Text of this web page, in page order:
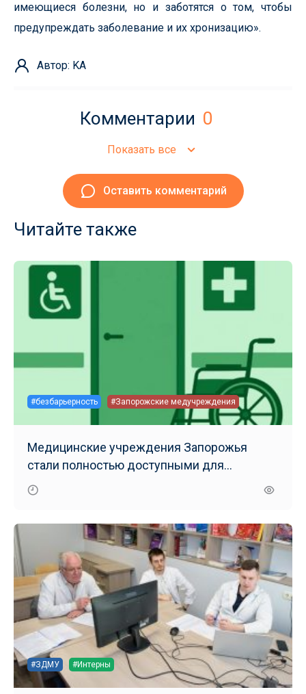
имеющиеся болезни, но и заботятся о том, чтобы
предупреждать заболевание и их хронизацию».
Автор: KA
Комментарии 0
Показать все
Оставить комментарий
Читайте также
#безбарьерность #Запорожские медучреждения
Медицинские учреждения Запорожья
стали полностью доступными для
маломобильных групп населения
#ЗДМУ #Интерны